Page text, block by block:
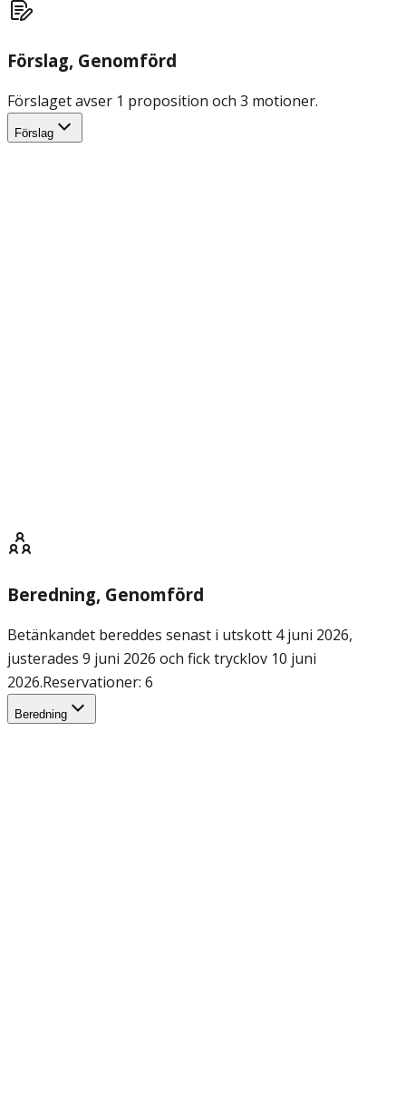
Förslag, Genomförd
Förslaget avser 1 proposition och 3 motioner.
Förslag
Beredning, Genomförd
Betänkandet bereddes senast i utskott 4 juni 2026,
justerades 9 juni 2026 och fick trycklov 10 juni
2026.Reservationer: 6
Beredning